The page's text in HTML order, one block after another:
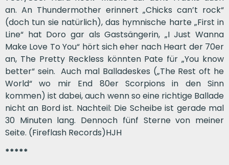
an. An Thundermother erinnert „Chicks can’t rock“
(doch tun sie natürlich), das hymnische harte „First in
Line“ hat Doro gar als Gastsängerin, „I Just Wanna
Make Love To You“ hört sich eher nach Heart der 70er
an, The Pretty Reckless könnten Pate für „You know
better“ sein. Auch mal Balladeskes („The Rest oft he
World“ wo mir End 80er Scorpions in den Sinn
kommen) ist dabei, auch wenn so eine richtige Ballade
nicht an Bord ist. Nachteil: Die Scheibe ist gerade mal
30 Minuten lang. Dennoch fünf Sterne von meiner
Seite. (Fireflash Records)HJH
*****